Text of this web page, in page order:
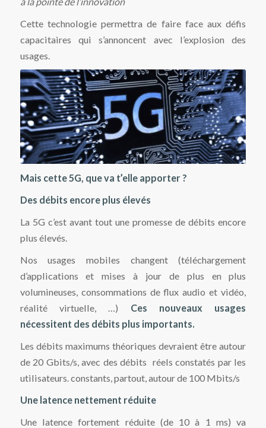
Cette technologie permettra de faire face aux défis
capacitaires qui s’annoncent avec l’explosion des
usages.
Mais cette 5G, que va t’elle apporter ?
Des débits encore plus élevés
La 5G c’est avant tout une promesse de débits encore
plus élevés.
Nos usages mobiles changent (téléchargement
d’applications et mises à jour de plus en plus
volumineuses, consommations de flux audio et vidéo,
réalité virtuelle, …) Ces nouveaux usages
nécessitent des débits plus importants.
Les débits maximums théoriques devraient être autour
de 20 Gbits/s, avec des débits réels constatés par les
utilisateurs. constants, partout, autour de 100 Mbits/s
Une latence nettement réduite
Une latence fortement réduite (de 10 à 1 ms) va